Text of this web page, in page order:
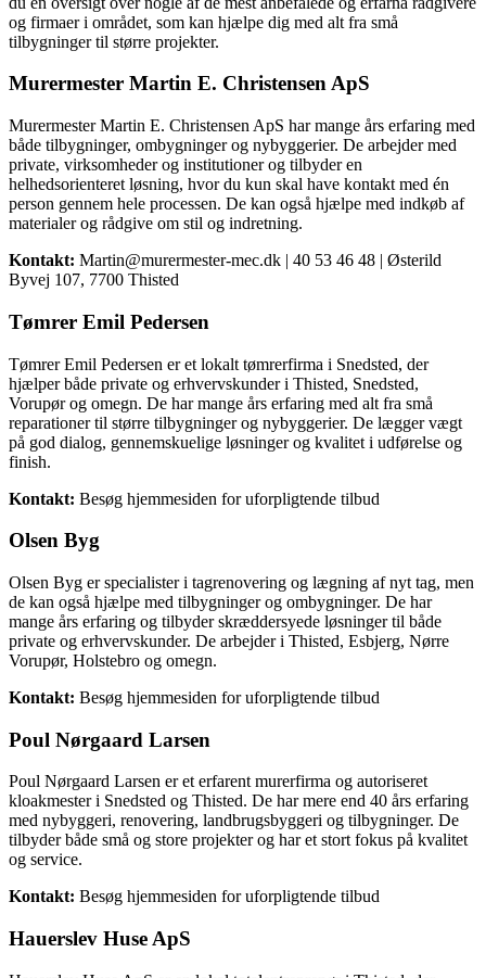
og firmaer i området, som kan hjælpe dig med alt fra små
tilbygninger til større projekter.
Murermester Martin E. Christensen ApS
Murermester Martin E. Christensen ApS har mange års erfaring med
både tilbygninger, ombygninger og nybyggerier. De arbejder med
private, virksomheder og institutioner og tilbyder en
helhedsorienteret løsning, hvor du kun skal have kontakt med én
person gennem hele processen. De kan også hjælpe med indkøb af
materialer og rådgive om stil og indretning.
Kontakt: Martin@murermester-mec.dk | 40 53 46 48 | Østerild
Byvej 107, 7700 Thisted
Tømrer Emil Pedersen
Tømrer Emil Pedersen er et lokalt tømrerfirma i Snedsted, der
hjælper både private og erhvervskunder i Thisted, Snedsted,
Vorupør og omegn. De har mange års erfaring med alt fra små
reparationer til større tilbygninger og nybyggerier. De lægger vægt
på god dialog, gennemskuelige løsninger og kvalitet i udførelse og
finish.
Kontakt: Besøg hjemmesiden for uforpligtende tilbud
Olsen Byg
Olsen Byg er specialister i tagrenovering og lægning af nyt tag, men
de kan også hjælpe med tilbygninger og ombygninger. De har
mange års erfaring og tilbyder skræddersyede løsninger til både
private og erhvervskunder. De arbejder i Thisted, Esbjerg, Nørre
Vorupør, Holstebro og omegn.
Kontakt: Besøg hjemmesiden for uforpligtende tilbud
Poul Nørgaard Larsen
Poul Nørgaard Larsen er et erfarent murerfirma og autoriseret
kloakmester i Snedsted og Thisted. De har mere end 40 års erfaring
med nybyggeri, renovering, landbrugsbyggeri og tilbygninger. De
tilbyder både små og store projekter og har et stort fokus på kvalitet
og service.
Kontakt: Besøg hjemmesiden for uforpligtende tilbud
Hauerslev Huse ApS